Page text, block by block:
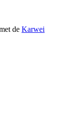
de Karwei